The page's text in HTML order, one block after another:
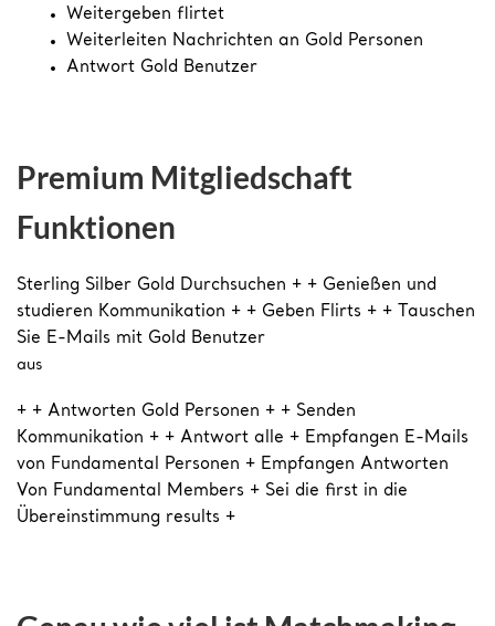
Weitergeben flirtet
Weiterleiten Nachrichten an Gold Personen
Antwort Gold Benutzer
Premium Mitgliedschaft
Funktionen
Sterling Silber Gold Durchsuchen + + Genießen und
studieren Kommunikation + + Geben Flirts + + Tauschen
Sie E-Mails mit Gold Benutzer
aus
+ + Antworten Gold Personen + + Senden
Kommunikation + + Antwort alle + Empfangen E-Mails
von Fundamental Personen + Empfangen Antworten
Von Fundamental Members + Sei die first in die
Übereinstimmung results +